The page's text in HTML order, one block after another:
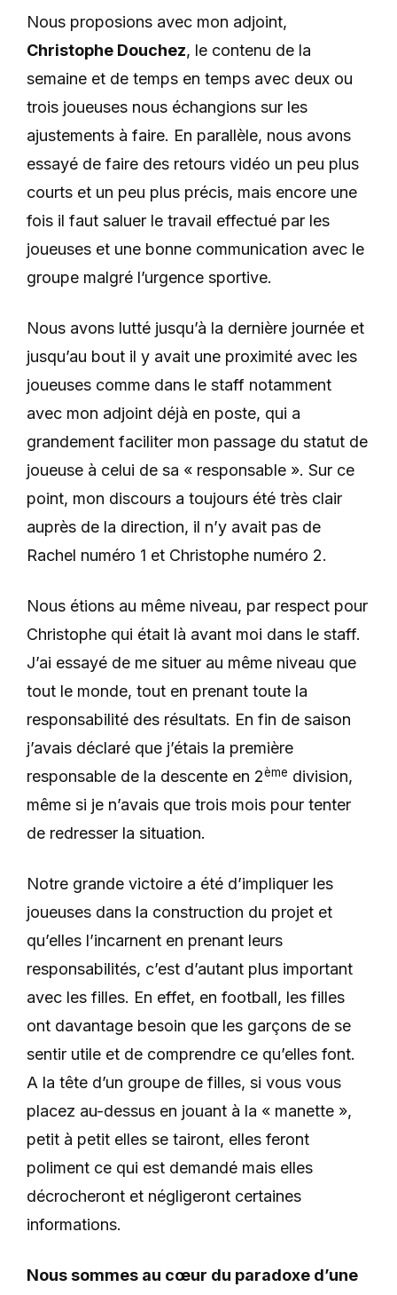
Nous proposions avec mon adjoint,
Christophe Douchez, le contenu de la
semaine et de temps en temps avec deux ou
trois joueuses nous échangions sur les
ajustements à faire. En parallèle, nous avons
essayé de faire des retours vidéo un peu plus
courts et un peu plus précis, mais encore une
fois il faut saluer le travail effectué par les
joueuses et une bonne communication avec le
groupe malgré l’urgence sportive.
Nous avons lutté jusqu’à la dernière journée et
jusqu’au bout il y avait une proximité avec les
joueuses comme dans le staff notamment
avec mon adjoint déjà en poste, qui a
grandement faciliter mon passage du statut de
joueuse à celui de sa « responsable ». Sur ce
point, mon discours a toujours été très clair
auprès de la direction, il n’y avait pas de
Rachel numéro 1 et Christophe numéro 2.
Nous étions au même niveau, par respect pour
Christophe qui était là avant moi dans le staff.
J’ai essayé de me situer au même niveau que
tout le monde, tout en prenant toute la
responsabilité des résultats. En fin de saison
j’avais déclaré que j’étais la première
responsable de la descente en 2ème division,
même si je n’avais que trois mois pour tenter
de redresser la situation.
Notre grande victoire a été d’impliquer les
joueuses dans la construction du projet et
qu’elles l’incarnent en prenant leurs
responsabilités, c’est d’autant plus important
avec les filles. En effet, en football, les filles
ont davantage besoin que les garçons de se
sentir utile et de comprendre ce qu’elles font.
A la tête d’un groupe de filles, si vous vous
placez au-dessus en jouant à la « manette »,
petit à petit elles se tairont, elles feront
poliment ce qui est demandé mais elles
décrocheront et négligeront certaines
informations.
Nous sommes au cœur du paradoxe d’une